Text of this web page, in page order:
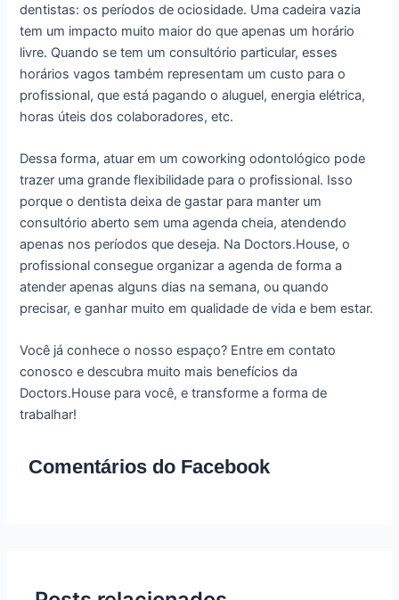
dentistas: os períodos de ociosidade. Uma cadeira vazia
tem um impacto muito maior do que apenas um horário
livre. Quando se tem um consultório particular, esses
horários vagos também representam um custo para o
profissional, que está pagando o aluguel, energia elétrica,
horas úteis dos colaboradores, etc.
Dessa forma, atuar em um coworking odontológico pode
trazer uma grande flexibilidade para o profissional. Isso
porque o dentista deixa de gastar para manter um
consultório aberto sem uma agenda cheia, atendendo
apenas nos períodos que deseja. Na Doctors.House, o
profissional consegue organizar a agenda de forma a
atender apenas alguns dias na semana, ou quando
precisar, e ganhar muito em qualidade de vida e bem estar.
Você já conhece o nosso espaço? Entre em contato
conosco e descubra muito mais benefícios da
Doctors.House para você, e transforme a forma de
trabalhar!
Comentários do Facebook